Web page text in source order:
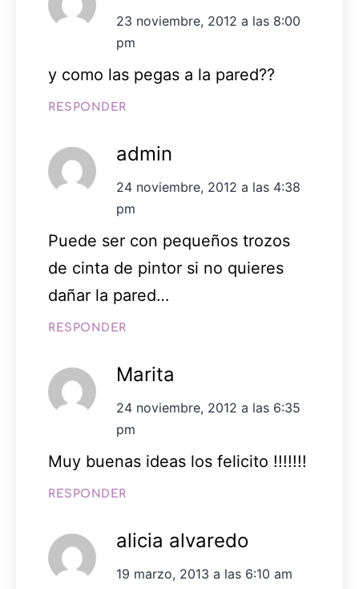
23 noviembre, 2012 a las 8:00
pm
y como las pegas a la pared??
RESPONDER
admin
24 noviembre, 2012 a las 4:38
pm
Puede ser con pequeños trozos
de cinta de pintor si no quieres
dañar la pared…
RESPONDER
Marita
24 noviembre, 2012 a las 6:35
pm
Muy buenas ideas los felicito !!!!!!!
RESPONDER
alicia alvaredo
19 marzo, 2013 a las 6:10 am